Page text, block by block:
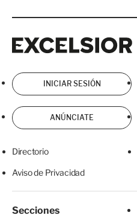
INICIAR SESIÓN
ANÚNCIATE
Directorio
Aviso de Privacidad
Secciones